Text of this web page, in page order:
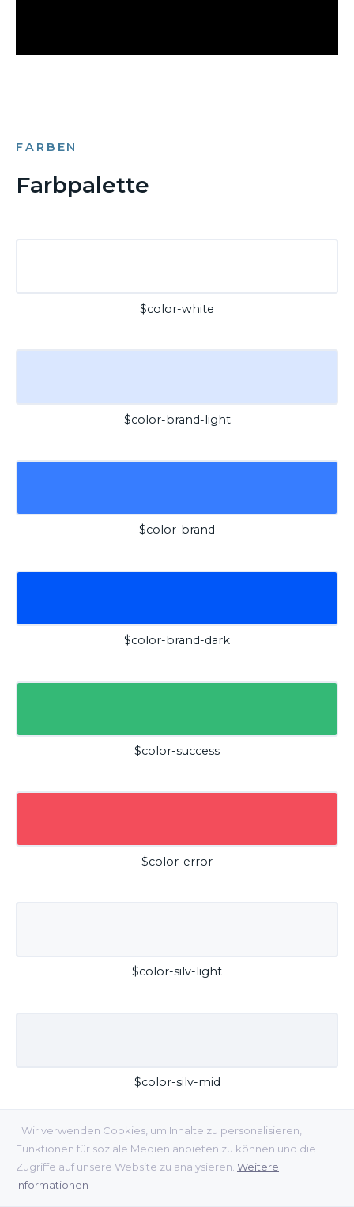
Wir verwenden Cookies, um Inhalte zu personalisieren,
Funktionen für soziale Medien anbieten zu können und die
Zugriffe auf unsere Website zu analysieren. Weitere
Informationen
FARBEN
Farbpalette
$color-white
$color-brand-light
$color-brand
$color-brand-dark
$color-success
$color-error
$color-silv-light
$color-silv-mid